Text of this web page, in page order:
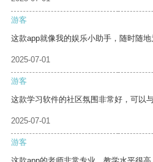
游客
这款app就像我的娱乐小助手，随时随地
2025-07-01
游客
这款学习软件的社区氛围非常好，可以
2025-07-01
游客